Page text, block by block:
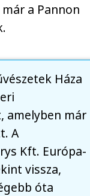
a Pannon
Háza
amelyben már
A
Kft. Európa-
vissza,
óta